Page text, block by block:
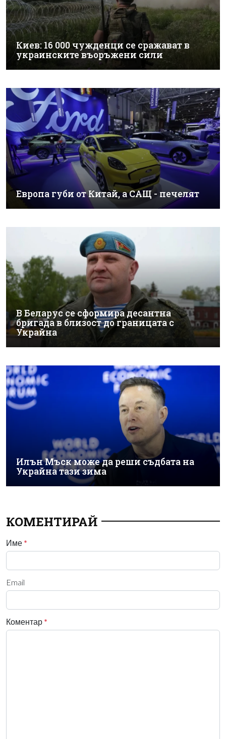
Киев: 16 000 чужденци се сражават в
украинските въоръжени сили
Европа губи от Китай, а САЩ - печелят
В Беларус се сформира десантна
бригада в близост до границата с
Украйна
Илън Мъск може да реши съдбата на
Украйна тази зима
КОМЕНТИРАЙ
Име *
Email
Коментар *